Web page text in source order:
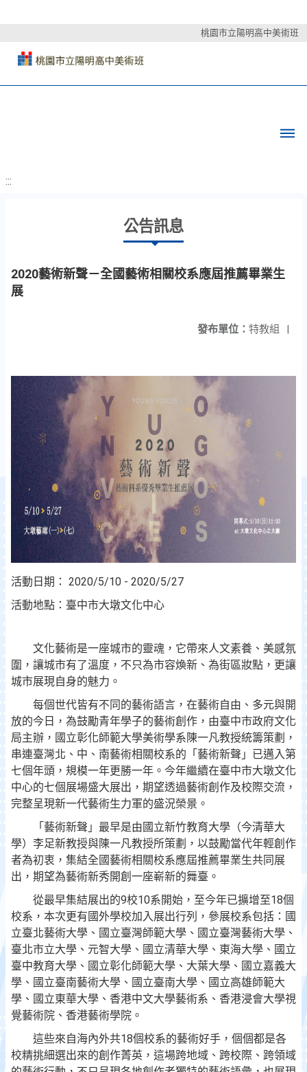
桃園市立陽明高中美術班
:::
公告訊息
2020藝術新聲－全國藝術相關校系應屆推薦畢業生
展
發布單位： 特教組 |
活動日期： 2020/5/10 - 2020/5/27
活動地點：臺中市大墩文化中心
文化藝術是一座城市的靈魂，它帶來人文素養、美感氛
圍，讓城市有了溫度，不只為市容煥新、為街區妝點，更讓
城市展現自身的魅力。
每個世代皆有不同的藝術語言，在藝術自由、多元與開
放的今日，為鼓勵青年學子的藝術創作，由臺中市政府文化
局主辦，國立彰化師範大學美術學系陳一凡教授統籌策劃，
串連臺灣北、中、南藝術相關校系的「藝術新聲」已邁入第
七個年頭，規模一年更勝一年。今年繼續在臺中市大墩文化
中心的七個展場盛大展出，期望透過藝術創作及校際交流，
完整呈現新一代藝術生力軍的盛況榮景。
「藝術新聲」最早是由國立新竹教育大學（今清華大
學）李足新教授與陳一凡教授所策劃，以鼓勵當代年輕創作
者為初衷，集結全國藝術相關校系應屆推薦畢業生共同展
出，期望為藝術新秀開創一座嶄新的舞臺。
從最早集結展出的9校10系開始，至今年已擴增至18個
校系，本次更有國外學校加入展出行列，參展校系包括：國
立臺北藝術大學、國立臺灣師範大學、國立臺灣藝術大學、
臺北市立大學、元智大學、國立清華大學、東海大學、國立
臺中教育大學、國立彰化師範大學、大葉大學、國立嘉義大
學、國立臺南藝術大學、國立臺南大學、國立高雄師範大
學、國立東華大學、香港中文大學藝術系、香港浸會大學視
覺藝術院、香港藝術學院。
這些來自海內外共18個校系的藝術好手，個個都是各
校精挑細選出來的創作菁英，這場跨地域、跨校際、跨領域